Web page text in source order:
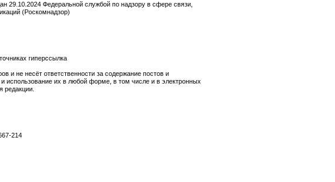
Федеральной службой по надзору в сфере связи,
(Роскомнадзор)
гиперссылка
и не несёт ответственности за содержание постов и
использование их в любой форме, в том числе и в электронных
редакции.
214